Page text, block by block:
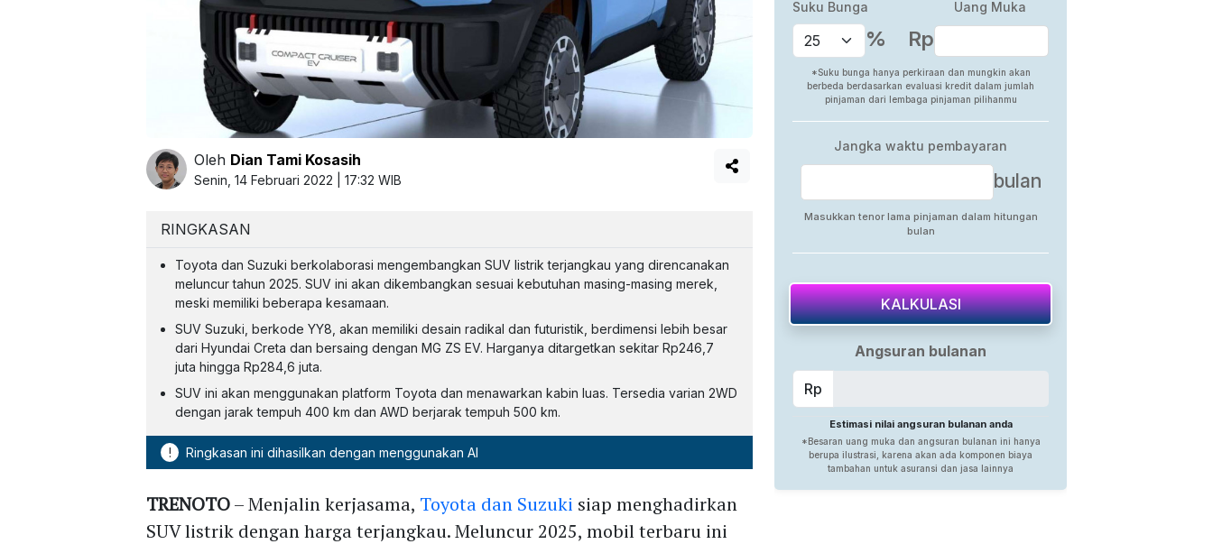
Oleh Dian Tami Kosasih
Senin, 14 Februari 2022 | 17:32 WIB
RINGKASAN
Toyota dan Suzuki berkolaborasi mengembangkan SUV listrik terjangkau yang direncanakan
meluncur tahun 2025. SUV ini akan dikembangkan sesuai kebutuhan masing-masing merek,
meski memiliki beberapa kesamaan.
SUV Suzuki, berkode YY8, akan memiliki desain radikal dan futuristik, berdimensi lebih besar
dari Hyundai Creta dan bersaing dengan MG ZS EV. Harganya ditargetkan sekitar Rp246,7
juta hingga Rp284,6 juta.
SUV ini akan menggunakan platform Toyota dan menawarkan kabin luas. Tersedia varian 2WD
dengan jarak tempuh 400 km dan AWD berjarak tempuh 500 km.
! Ringkasan ini dihasilkan dengan menggunakan AI
TRENOTO– Menjalin kerjasama, Toyota dan Suzuki siap menghadirkan
SUV listrik dengan harga terjangkau. Meluncur 2025, mobil terbaru ini